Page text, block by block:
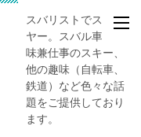
スバリストでスキー
ヤー。スバル車、趣
味兼仕事のスキー、
他の趣味（自転車、
鉄道）など色々な話
題をご提供しており
ます。